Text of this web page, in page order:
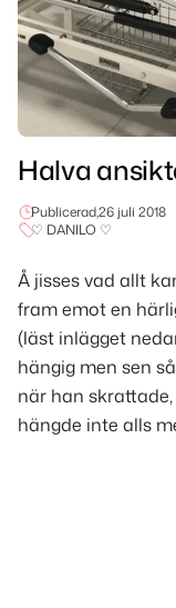
Halva
Publicerad,26 juli 2018
♡ DANILO ♡
Å jisses vad allt
fram emot en
(läst inlägget
hängig men sen
när han
hängde inte alls